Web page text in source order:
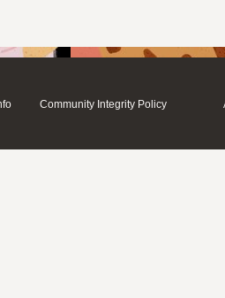
Community Integrity Policy